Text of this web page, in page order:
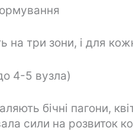
три зони, і для
4-5 вузла)
бічні пагони,
сили на розвиток